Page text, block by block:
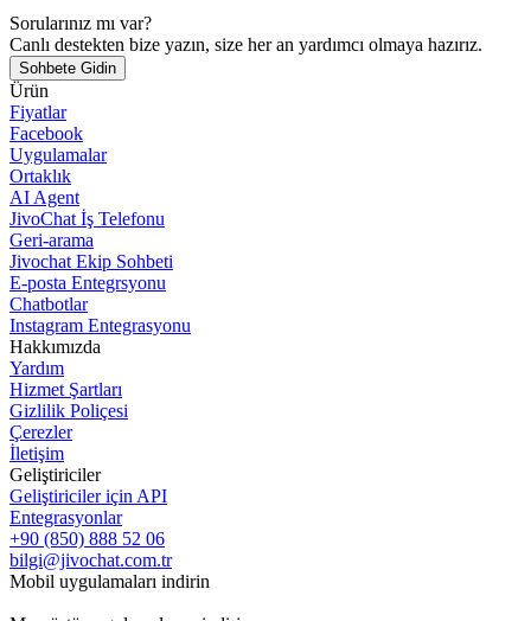
Sorularınız mı var?
Canlı destekten bize yazın, size her an yardımcı olmaya hazırız.
Sohbete Gidin
Ürün
Fiyatlar
Facebook
Uygulamalar
Ortaklık
AI Agent
JivoChat İş Telefonu
Geri-arama
Jivochat Ekip Sohbeti
E-posta Entegrsyonu
Chatbotlar
Instagram Entegrasyonu
Hakkımızda
Yardım
Hizmet Şartları
Gizlilik Poliçesi
Çerezler
İletişim
Geliştiriciler
Geliştiriciler için API
Entegrasyonlar
+90 (850) 888 52 06
bilgi@jivochat.com.tr
Mobil uygulamaları indirin